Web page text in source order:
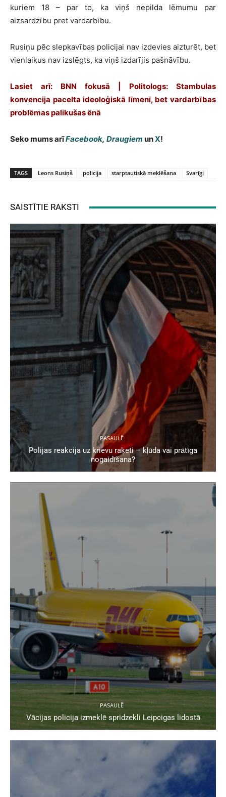
kuriem 18 – par to, ka viņš nepilda lēmumu par
aizsardzību pret vardarbību.
Rusiņu pēc slepkavības policijai nav izdevies aizturēt, bet
vienlaikus nav izslēgts, ka viņš izdarījis pašnāvību.
Lasiet arī: BNN fokusā | Politologs: Stambulas
konvencija pacelta ideoloģiskā līmenī, bet vardarbības
problēmas palikušas ēnā
Seko mums arīFacebook, Draugiem unX!
TAGS Leons Rusiņš policija starptautiskā meklēšana Svarīgi
SAISTĪTIE RAKSTI
PASAULĒ
Polijas reakcija uz krievu raķeti – kļūda vai prātīga
nogaidīšana?
PASAULĒ
Vācijas policija izmeklē spridzekli Leipcigas lidostā